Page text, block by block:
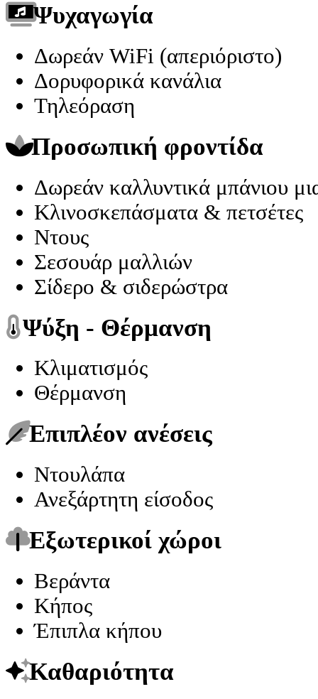
Ψυχαγωγία
Δωρεάν WiFi (απεριόριστο)
Δορυφορικά κανάλια
Τηλεόραση
Προσωπική φροντίδα
Δωρεάν καλλυντικά μπάνιου
Κλινοσκεπάσματα & πετσέτες
Ντους
Σεσουάρ μαλλιών
Σίδερο & σιδερώστρα
Ψύξη - Θέρμανση
Κλιματισμός
Θέρμανση
Επιπλέον ανέσεις
Ντουλάπα
Ανεξάρτητη είσοδος
Εξωτερικοί χώροι
Βεράντα
Κήπος
Έπιπλα κήπου
Καθαριότητα